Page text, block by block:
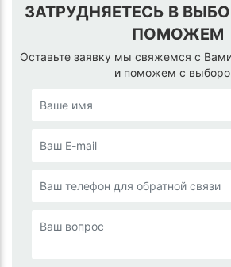
ЗАТРУДНЯЕТЕСЬ В
ПОМОЖЕМ
Оставьте заявку мы свяжемся с
и поможем с